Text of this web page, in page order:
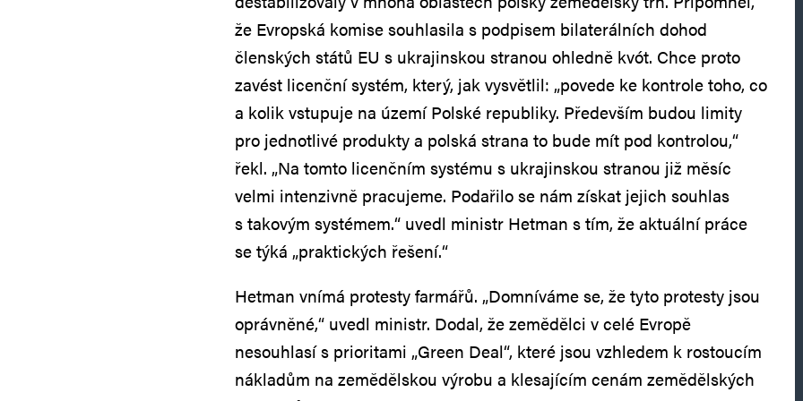
že Evropská komise souhlasila s podpisem bilaterálních dohod
členských států EU s ukrajinskou stranou ohledně kvót. Chce proto
zavést licenční systém, který, jak vysvětlil: „povede ke kontrole toho, co
a kolik vstupuje na území Polské republiky. Především budou limity
pro jednotlivé produkty a polská strana to bude mít pod kontrolou,“
řekl. „Na tomto licenčním systému s ukrajinskou stranou již měsíc
velmi intenzivně pracujeme. Podařilo se nám získat jejich souhlas
s takovým systémem.“ uvedl ministr Hetman s tím, že aktuální práce
se týká „praktických řešení.“
Hetman vnímá protesty farmářů. „Domníváme se, že tyto protesty jsou
oprávněné,“ uvedl ministr. Dodal, že zemědělci v celé Evropě
nesouhlasí s prioritami „Green Deal“, které jsou vzhledem k rostoucím
nákladům na zemědělskou výrobu a klesajícím cenám zemědělských